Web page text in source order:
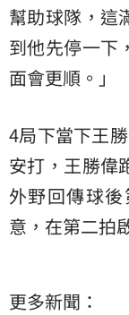
幫助球隊，這
到他先停一下
面會更順。」
4局下當下王
安打，王勝偉
外野回傳球
意，在第二拍
更多新聞：